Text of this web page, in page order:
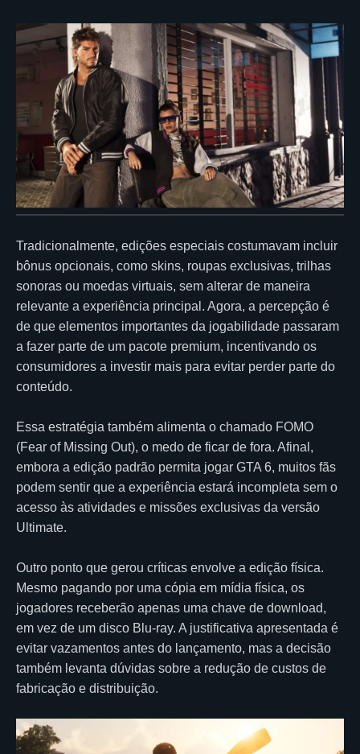
Tradicionalmente, edições especiais costumavam incluir
bônus opcionais, como skins, roupas exclusivas, trilhas
sonoras ou moedas virtuais, sem alterar de maneira
relevante a experiência principal. Agora, a percepção é
de que elementos importantes da jogabilidade passaram
a fazer parte de um pacote premium, incentivando os
consumidores a investir mais para evitar perder parte do
conteúdo.
Essa estratégia também alimenta o chamado FOMO
(Fear of Missing Out), o medo de ficar de fora. Afinal,
embora a edição padrão permita jogar GTA 6, muitos fãs
podem sentir que a experiência estará incompleta sem o
acesso às atividades e missões exclusivas da versão
Ultimate.
Outro ponto que gerou críticas envolve a edição física.
Mesmo pagando por uma cópia em mídia física, os
jogadores receberão apenas uma chave de download,
em vez de um disco Blu-ray. A justificativa apresentada é
evitar vazamentos antes do lançamento, mas a decisão
também levanta dúvidas sobre a redução de custos de
fabricação e distribuição.